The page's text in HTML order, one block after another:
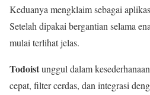
Keduanya mengklaim sebagai
Setelah dipakai bergantian selama
mulai terlihat jelas.
Todoistunggul dalam
cepat, filter cerdas, dan integrasi